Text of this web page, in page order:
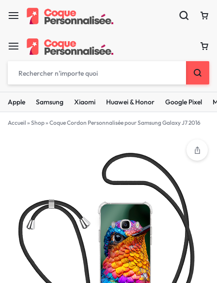
Apple Samsung Xiaomi Huawei & Honor Google Pixel
Accueil » Shop» Coque Cordon Personnalisée pour Samsung Galaxy J7 2016